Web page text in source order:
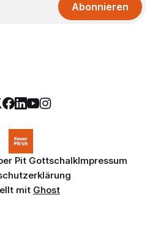
Abonnieren
Pit GottschalkImpressum
mit Ghost